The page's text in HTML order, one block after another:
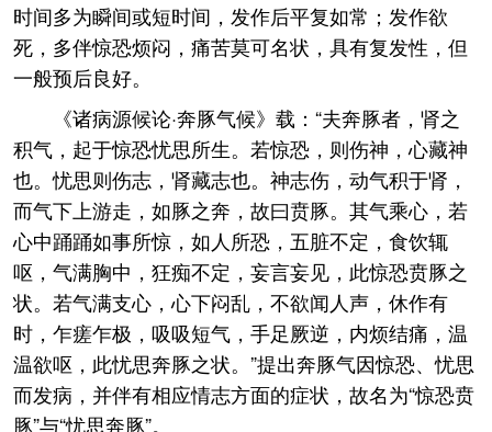
时间多为瞬间或短时间，发作后平复如常；发作欲
死，多伴惊恐烦闷，痛苦莫可名状，具有复发性，但
一般预后良好。
《诸病源候论·奔豚气候》载：“夫奔豚者，肾之
积气，起于惊恐忧思所生。若惊恐，则伤神，心藏神
也。忧思则伤志，肾藏志也。神志伤，动气积于肾，
而气下上游走，如豚之奔，故曰贲豚。其气乘心，若
心中踊踊如事所惊，如人所恐，五脏不定，食饮辄
呕，气满胸中，狂痴不定，妄言妄见，此惊恐贲豚之
状。若气满支心，心下闷乱，不欲闻人声，休作有
时，乍瘥乍极，吸吸短气，手足厥逆，内烦结痛，温
温欲呕，此忧思奔豚之状。”提出奔豚气因惊恐、忧思
而发病，并伴有相应情志方面的症状，故名为“惊恐贲
豚”与“忧思奔豚”。